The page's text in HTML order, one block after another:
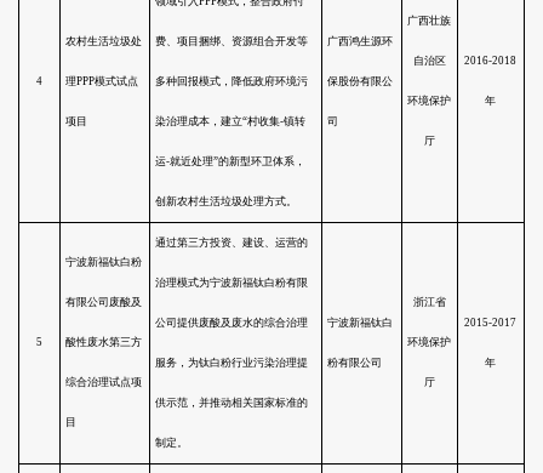
序号 项 目 名 称
1
北运河香河段生
态综合整治PPP
探索非经营性环境治理项目的PPP